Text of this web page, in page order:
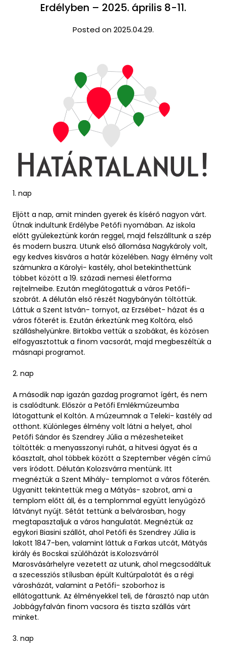
Erdélyben – 2025. április 8-11.
Posted on 2025.04.29.
1. nap
Eljött a nap, amit minden gyerek és kísérő nagyon várt.
Útnak indultunk Erdélybe Petőfi nyomában. Az iskola
előtt gyülekeztünk korán reggel, majd felszálltunk a szép
és modern buszra. Utunk első állomása Nagykároly volt,
egy kedves kisváros a határ közelében. Nagy élmény volt
számunkra a Károlyi- kastély, ahol betekinthettünk
többet között a 19. századi nemesi életforma
rejtelmeibe. Ezután meglátogattuk a város Petőfi-
szobrát. A délután első részét Nagybányán töltöttük.
Láttuk a Szent István- tornyot, az Erzsébet- házat és a
város főterét is. Ezután érkeztünk meg Koltóra, első
szálláshelyünkre. Birtokba vettük a szobákat, és közösen
elfogyasztottuk a finom vacsorát, majd megbeszéltük a
másnapi programot.
2. nap
A második nap igazán gazdag programot ígért, és nem
is csalódtunk. Először a Petőfi Emlékmúzeumba
látogattunk el Koltón. A múzeumnak a Teleki- kastély ad
otthont. Különleges élmény volt látni a helyet, ahol
Petőfi Sándor és Szendrey Júlia a mézesheteiket
töltötték: a menyasszonyi ruhát, a hitvesi ágyat és a
kőasztalt, ahol többek között a Szeptember végén című
vers íródott. Délután Kolozsvárra mentünk. Itt
megnéztük a Szent Mihály- templomot a város főterén.
Ugyanitt tekintettük meg a Mátyás- szobrot, ami a
templom előtt áll, és a templommal együtt lenyűgöző
látványt nyújt. Sétát tettünk a belvárosban, hogy
megtapasztaljuk a város hangulatát. Megnéztük az
egykori Biasini szállót, ahol Petőfi és Szendrey Júlia is
lakott 1847-ben, valamint láttuk a Farkas utcát, Mátyás
király és Bocskai szülőházát is.Kolozsvárról
Marosvásárhelyre vezetett az utunk, ahol megcsodáltuk
a szecessziós stílusban épült Kultúrpalotát és a régi
városházát, valamint a Petőfi- szoborhoz is
ellátogattunk. Az élményekkel teli, de fárasztó nap után
Jobbágyfalván finom vacsora és tiszta szállás várt
minket.
3. nap